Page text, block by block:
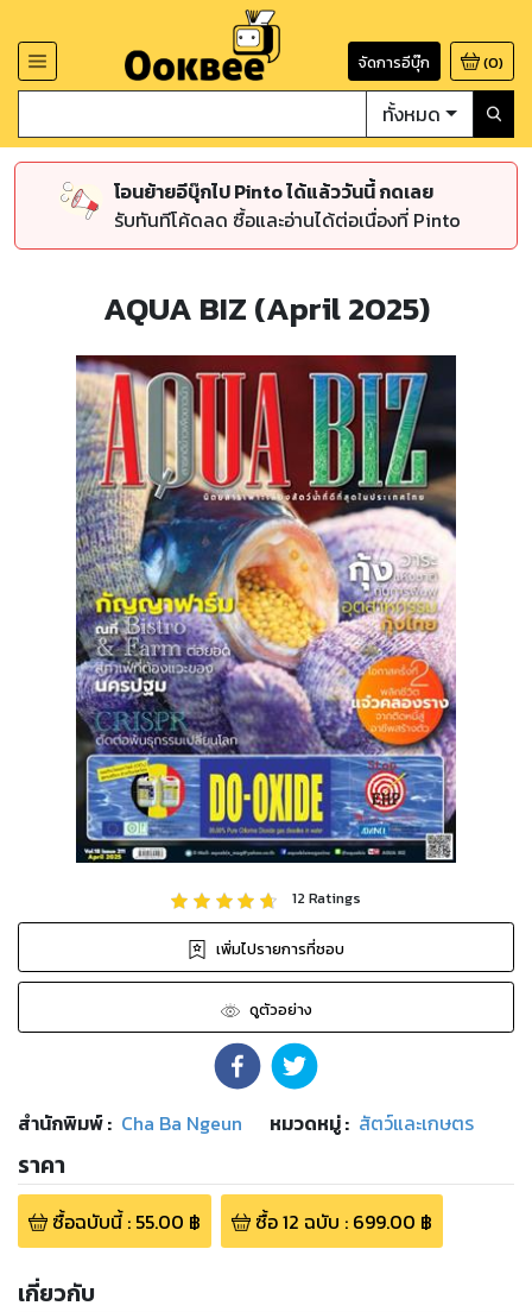
จัดการอีบุ๊ก (0)
ทั้งหมด
โอนย้ายอีบุ๊กไป Pinto ได้แล้ววันนี้ กดเลย
รับทันทีโค้ดลด ซื้อและอ่านได้ต่อเนื่องที่ Pinto
AQUA BIZ (April 2025)
12Ratings
เพิ่มไปรายการที่ชอบ
ดูตัวอย่าง
สำนักพิมพ์: Cha Ba Ngeun หมวดหมู่: สัตว์และเกษตร
ราคา
ซื้อฉบับนี้: 55.00 ฿ ซื้อ12 ฉบับ : 699.00 ฿
เกี่ยวกับ